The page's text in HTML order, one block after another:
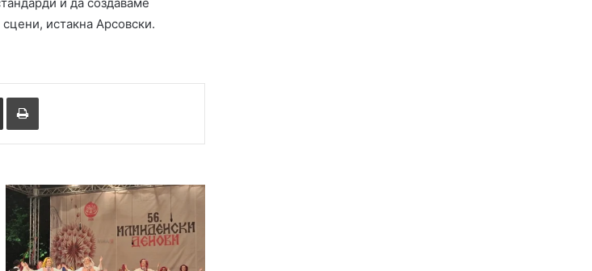
истакна Арсовски.
Сподели преку Е-маил Испринтај